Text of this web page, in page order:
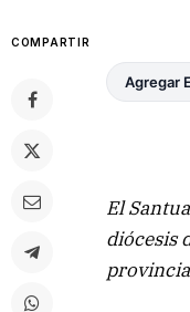
COMPARTIR
Agregar
El
diócesis